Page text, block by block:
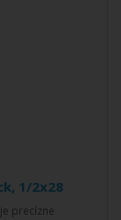
1/2x28
precízne